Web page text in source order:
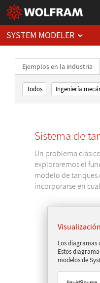
SYSTEM MODELER
Ejemplos en la industria
Todos Ingeniería
Sistema de
Un problema
exploraremos el
modelo de tanques
incorporarse en
Los diagramas
Estos
modelos de